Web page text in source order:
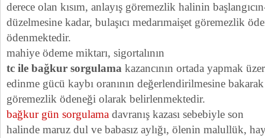
derece olan kısım, anlayış göremezlik halinin
düzelmesine kadar, bulaşıcı medarımaişet göremezlik
ödenmektedir.
mahiye ödeme miktarı, sigortalının
tc ile bağkur sorgulama kazancının ortada yapmak
edinme gücü kaybı oranının değerlendirilmesine
göremezlik ödeneği olarak belirlenmektedir.
bağkur gün sorgulama davranış kazası sebebiyle son
halinde maruz dul ve babasız aylığı, ölenin malullük,